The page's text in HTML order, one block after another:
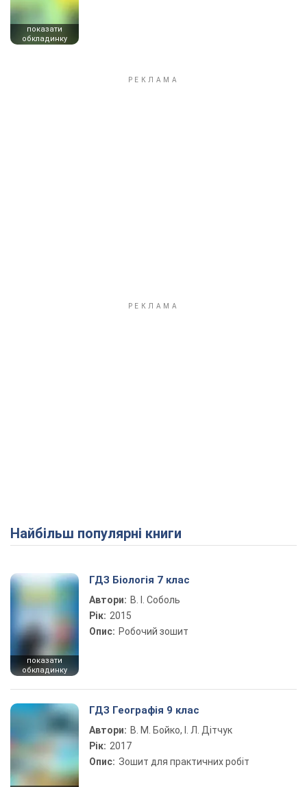
показати
обкладинку
Найбільш популярні книги
показати
обкладинку
ГДЗ Біологія 7 клас
Автори: В. І. Соболь
Рік: 2015
Опис: Робочий зошит
ГДЗ Географія 9 клас
Автори: В. М. Бойко, І. Л. Дітчук
Рік: 2017
Опис: Зошит для практичних робіт